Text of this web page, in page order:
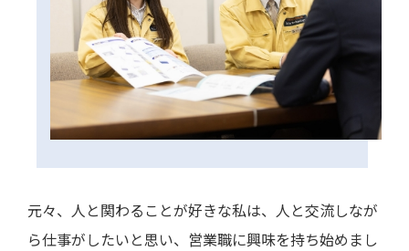
元々、人と関わることが好きな私は、人と交流しなが
ら仕事がしたいと思い、営業職に興味を持ち始めまし